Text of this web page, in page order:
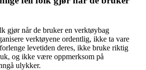
gjør når de bruker en verktøybag
verktøyene ordentlig, ikke ta vare
levetiden deres, ikke bruke riktig
og ikke være oppmerksom på
ulykker.